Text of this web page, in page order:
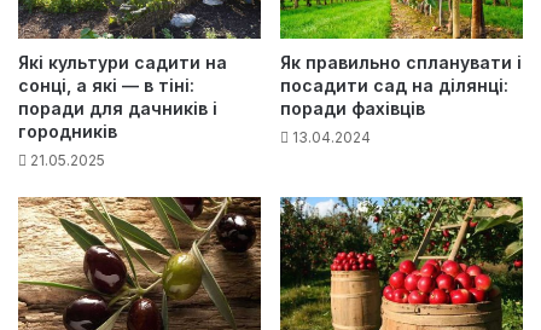
Які культури садити на
сонці, а які — в тіні:
поради для дачників і
городників
21.05.2025
Як правильно спланувати і
посадити сад на ділянці:
поради фахівців
13.04.2024